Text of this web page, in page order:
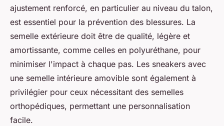
ajustement renforcé, en particulier au niveau du talon,
est essentiel pour la prévention des blessures. La
semelle extérieure doit être de qualité, légère et
amortissante, comme celles en polyuréthane, pour
minimiser l'impact à chaque pas. Les sneakers avec
une semelle intérieure amovible sont également à
privilégier pour ceux nécessitant des semelles
orthopédiques, permettant une personnalisation
facile.